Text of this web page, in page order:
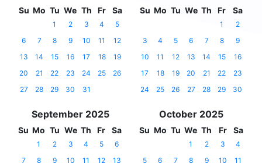
Su Mo Tu We Th Fr Sa
1 2 3 4
5
6
7 8 9 10 11
12
13
14 15 16 17 18
19
20
21 22 23 24 25
26
27
28 29 30 31
Su Mo Tu We Th Fr Sa
1
2
3
4 5 6 7 8
9
10
11 12 13 14 15
16
17
18 19 20 21 22
23
24
25 26 27 28 29 30
September 2025
Su Mo Tu We Th Fr Sa
1 2 3 4 5
6
7
8 9 10 11 12
13
October 2025
Su Mo Tu We Th Fr Sa
1 2 3
4
5
6 7 8 9 10
11